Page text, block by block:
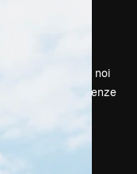
Lavora con noi
Cerca tendenze
Eventi
Slidesgo